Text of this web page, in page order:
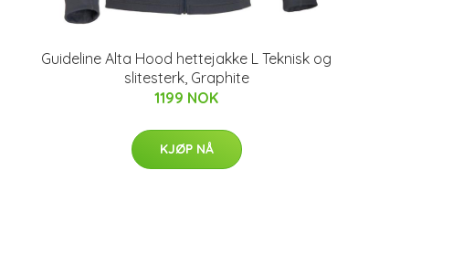
Guideline Alta Hood hettejakke L Teknisk og
slitesterk, Graphite
1199 NOK
KJØP NÅ